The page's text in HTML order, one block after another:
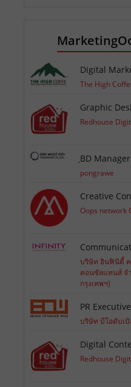
Digital
The High
Graphic
Redhouse
ฺBD Manager
pongrawe
Creative
Oops network
บริษัท อินฟินิตี้
คอนซัลแทนส์ จ
กรุงเทพฯ)
PR Executive
บริษัท บีโอดับเ
Digital
Redhouse